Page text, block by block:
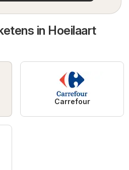
in Hoeilaart
Carrefour